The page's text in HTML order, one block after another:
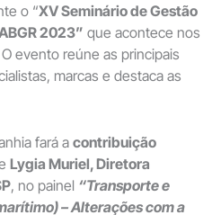
o “XV Seminário de Gestão
2023” que acontece nos
O evento reúne as principais
marcas e destaca as
fará a contribuição
Lygia Muriel, Diretora
, no painel “Transporte e
– Alterações com a